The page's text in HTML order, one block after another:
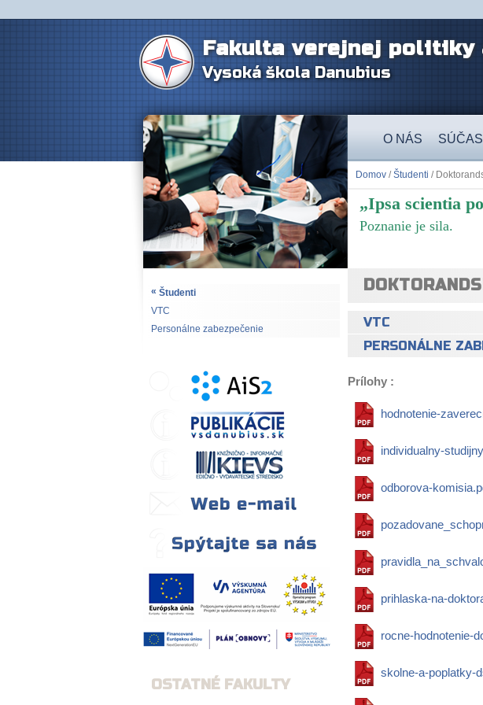
Fakulta verejnej politiky
Vysoká škola Danubius
O NÁS
Domov /Študenti /
„Ipsa scientia
Poznanie je sila.
« Študenti
VTC
Personálne zabezpečenie
OSTATNÉ FAKULTY
VTC
PERSONÁLNE
Prílohy :
hodnotenie-
individualny-
odborova-
prihlaska-na-
rocne-hodnotenie-
skolne-a-poplatky-